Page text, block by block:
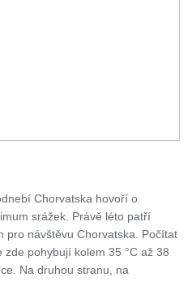
Chorvatska hovoří o
srážek. Právě léto patří
pro návštěvu Chorvatska. Počítat
pohybují kolem 35 °C až 38
Na druhou stranu, na